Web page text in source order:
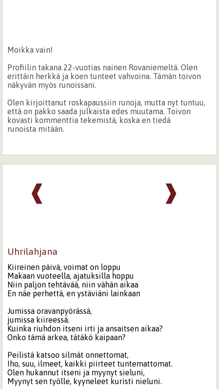
Moikka vain!
Profiilin takana 22-vuotias nainen Rovaniemeltä. Olen
erittäin herkkä ja koen tunteet vahvoina. Tämän toivon
näkyvän myös runoissani.
Olen kirjoittanut roskapaussiin runoja, mutta nyt tuntuu,
että on pakko saada julkaista edes muutama. Toivon
kovasti kommenttia tekemistä, koska en tiedä
runoista mitään.
❱
❰
Uhrilahjana
Kiireinen päivä, voimat on loppu
Makaan vuoteella, ajatuksilla hoppu
Niin paljon tehtävää, niin vähän aikaa
En näe perhettä, en ystäviäni lainkaan
Jumissa oravanpyörässä,
jumissa kiireessä.
Kuinka riuhdon itseni irti ja ansaitsen aikaa?
Onko tämä arkea, tätäkö kaipaan?
Peilistä katsoo silmät onnettomat,
Iho, suu, ilmeet, kaikki piirteet tuntemattomat.
Olen hukannut itseni ja myynyt sieluni,
Myynyt sen työlle, kyyneleet kuristi nieluni.